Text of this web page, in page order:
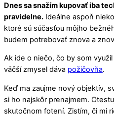
Dnes sa snažím kupovať iba
pravidelne. Ideálne aspoň
ktoré sú súčasťou môjho
budem potrebovať znova a
Ak ide o niečo, čo by som
väčší zmysel dáva požičovňa.
Keď ma zaujme nový objektív,
si ho najskôr prenajmem.
skutočnom fotení. Zistím, či mi